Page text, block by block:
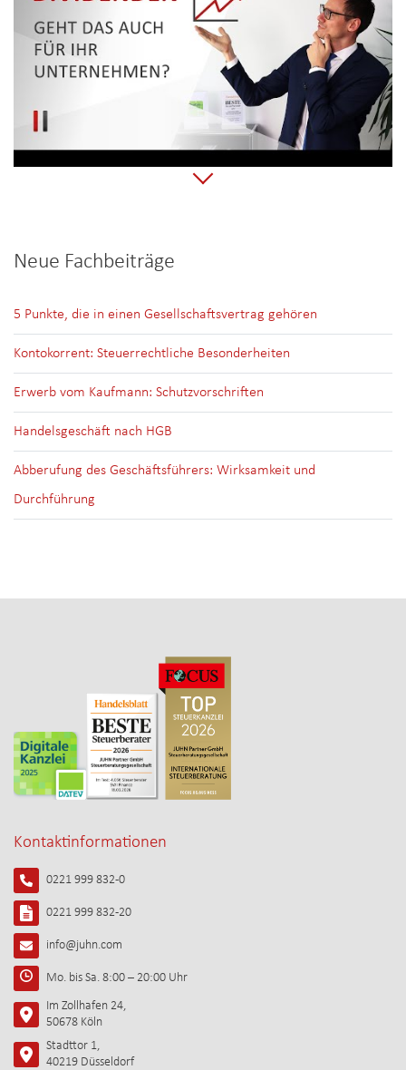
Neue Fachbeiträge
5 Punkte, die in einen Gesellschaftsvertrag gehören
Kontokorrent: Steuerrechtliche Besonderheiten
Erwerb vom Kaufmann: Schutzvorschriften
Handelsgeschäft nach HGB
Abberufung des Geschäftsführers: Wirksamkeit und
Durchführung
Kontaktinformationen
0221 999 832-0
0221 999 832-20
info@juhn.com
Mo. bis Sa. 8:00 – 20:00 Uhr
Im Zollhafen 24,
50678 Köln
Stadttor 1,
40219 Düsseldorf